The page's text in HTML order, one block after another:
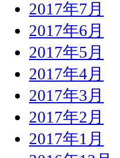
2017年7月
2017年6月
2017年5月
2017年4月
2017年3月
2017年2月
2017年1月